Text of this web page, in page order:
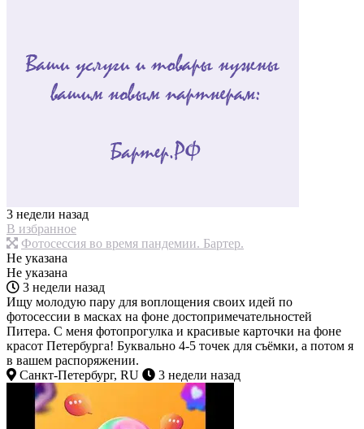
3 недели назад
В избранное
Фотосессия во время пандемии. Бартер.
Не указана
Не указана
3 недели назад
Ищу молодую пару для воплощения своих идей по
фотосессии в масках на фоне достопримечательностей
Питера. С меня фотопрогулка и красивые карточки на фоне
красот Петербурга! Буквально 4-5 точек для съёмки, а потом я
в вашем распоряжении.
Санкт-Петербург, RU
3 недели назад